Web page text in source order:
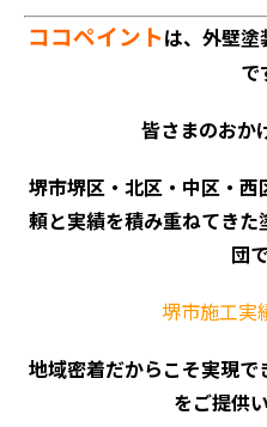
ココペイントは、外壁塗
で
皆さまのおか
堺市堺区・北区・中区・
頼と実績を積み重ねてき
団
堺市施工実
地域密着だからこそ実現
をご提供